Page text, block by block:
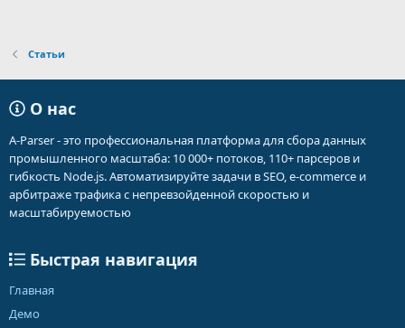
Статьи
О нас
A-Parser - это профессиональная платформа для сбора данных
промышленного масштаба: 10 000+ потоков, 110+ парсеров и
гибкость Node.js. Автоматизируйте задачи в SEO, e-commerce и
арбитраже трафика с непревзойденной скоростью и
масштабируемостью
Быстрая навигация
Главная
Демо